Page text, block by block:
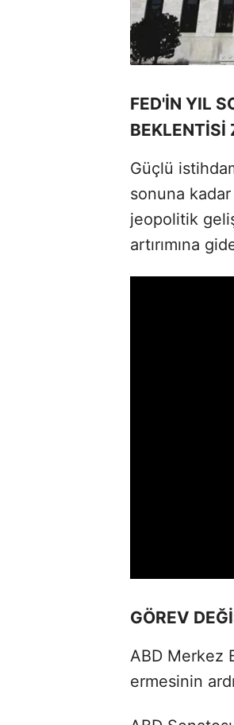
FED'İN YIL
BEKLENTİSİ
Güçlü
sonuna
jeopolitik
artırımına
GÖREV
ABD Merkez
ermesinin